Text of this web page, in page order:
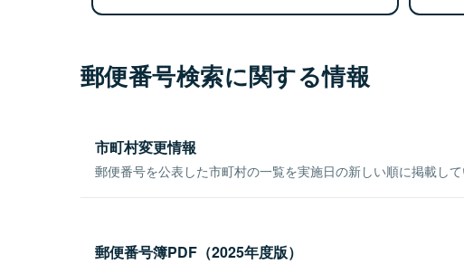
郵便番号検索に関する情報
市町村変更情報
郵便番号を公表した市町村の一覧を実施日の新しい順に掲載して
郵便番号簿PDF（2025年度版）